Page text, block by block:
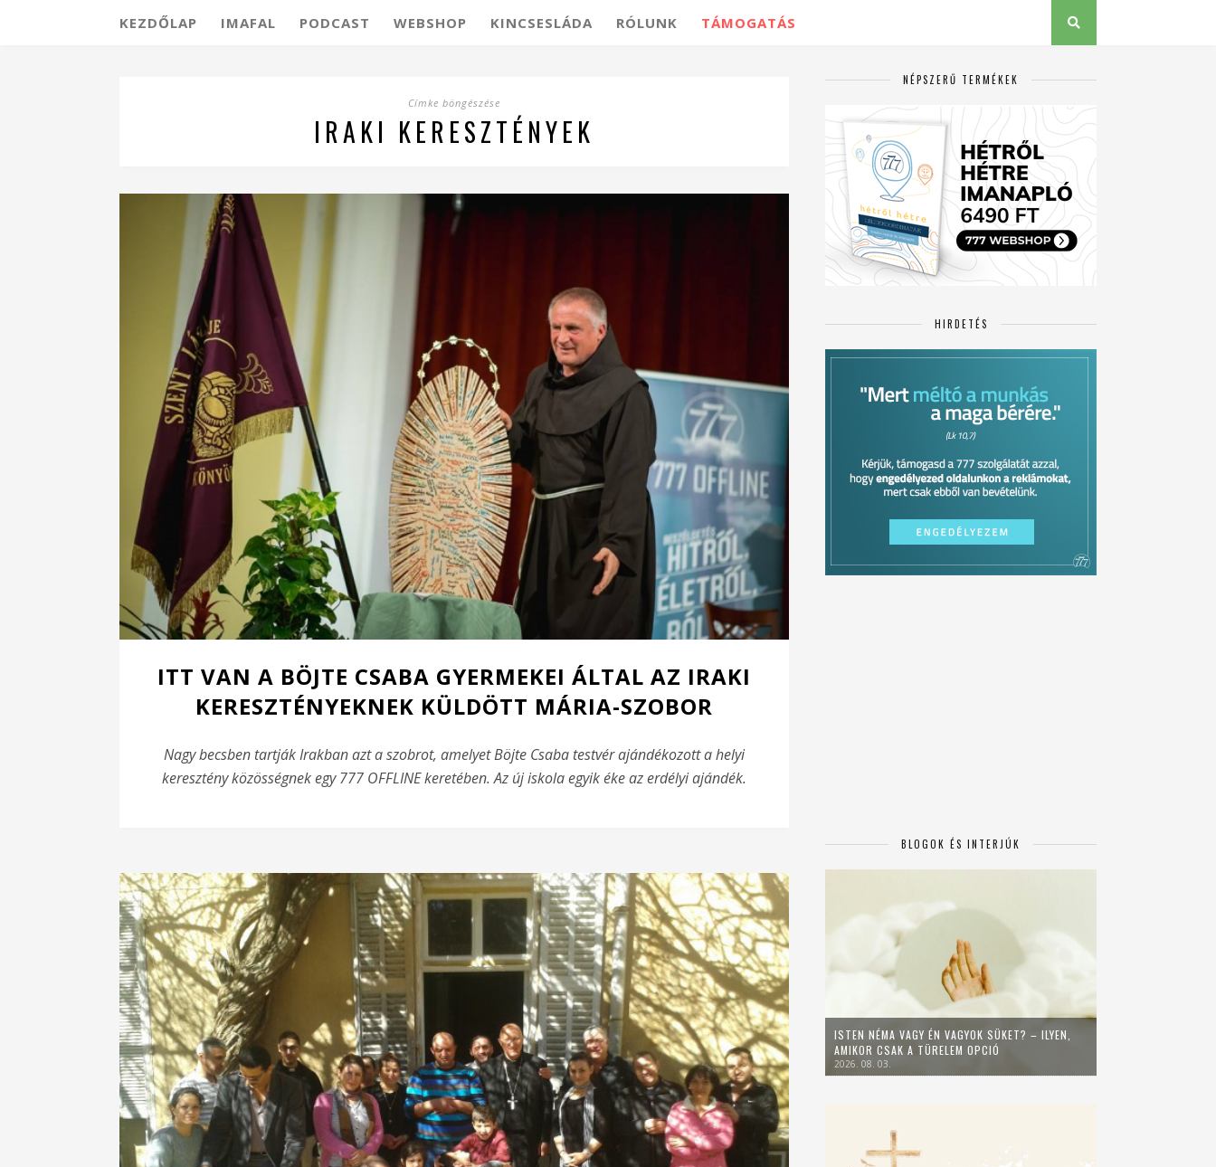
KEZDŐLAP IMAFAL PODCAST WEBSHOP KINCSESLÁDA RÓLUNK TÁMOGATÁS
Címke böngészése
IRAKI KERESZTÉNYEK
ITT VAN A BÖJTE CSABA GYERMEKEI ÁLTAL AZ IRAKI
KERESZTÉNYEKNEK KÜLDÖTT MÁRIA-SZOBOR
Nagy becsben tartják Irakban azt a szobrot, amelyet Böjte Csaba testvér ajándékozott a helyi
keresztény közösségnek egy 777 OFFLINE keretében. Az új iskola egyik éke az erdélyi ajándék.
NÉPSZERŰ TERMÉKEK
HIRDETÉS
BLOGOK ÉS INTERJÚK
ISTEN NÉMA VAGY ÉN VAGYOK SÜKET? – ILYEN,
AMIKOR CSAK A TÜRELEM OPCIÓ
2026. 08. 03.